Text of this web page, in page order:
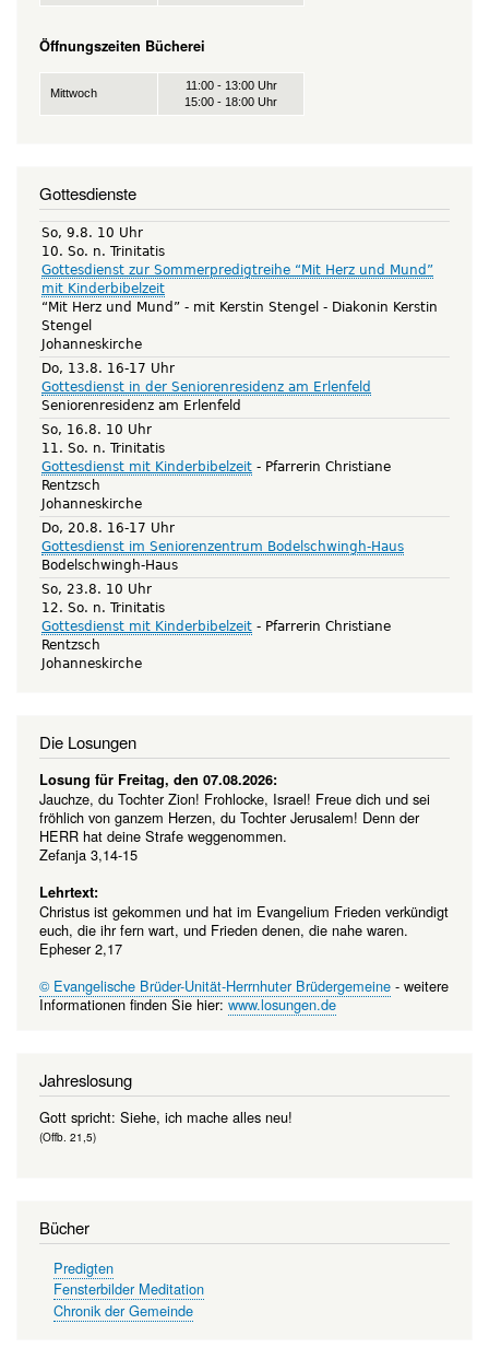
Öffnungszeiten Bücherei
Mittwoch
11:00 - 13:00 Uhr
15:00 - 18:00 Uhr
Gottesdienste
So, 9.8. 10 Uhr
10. So. n. Trinitatis
Gottesdienst zur Sommerpredigtreihe “Mit Herz und Mund”
mit Kinderbibelzeit
“Mit Herz und Mund” - mit Kerstin Stengel
Diakonin Kerstin
Stengel
Johanneskirche
Do, 13.8. 16-17 Uhr
Gottesdienst in der Seniorenresidenz am Erlenfeld
Seniorenresidenz am Erlenfeld
So, 16.8. 10 Uhr
11. So. n. Trinitatis
Gottesdienst mit Kinderbibelzeit
Pfarrerin Christiane
Rentzsch
Johanneskirche
Do, 20.8. 16-17 Uhr
Gottesdienst im Seniorenzentrum Bodelschwingh-Haus
Bodelschwingh-Haus
So, 23.8. 10 Uhr
12. So. n. Trinitatis
Gottesdienst mit Kinderbibelzeit
Pfarrerin Christiane
Rentzsch
Johanneskirche
Die Losungen
Losung für Freitag, den 07.08.2026:
Jauchze, du Tochter Zion! Frohlocke, Israel! Freue dich und sei
fröhlich von ganzem Herzen, du Tochter Jerusalem! Denn der
HERR hat deine Strafe weggenommen.
Zefanja 3,14-15
Lehrtext:
Christus ist gekommen und hat im Evangelium Frieden verkündigt
euch, die ihr fern wart, und Frieden denen, die nahe waren.
Epheser 2,17
© Evangelische Brüder-Unität-Herrnhuter Brüdergemeine - weitere
Informationen finden Sie hier:www.losungen.de
Jahreslosung
Gott spricht: Siehe, ich mache alles neu!
(Offb. 21,5)
Bücher
Predigten
Fensterbilder Meditation
Chronik der Gemeinde